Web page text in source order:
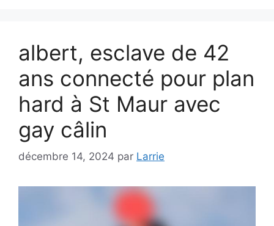
albert, esclave de 42
ans connecté pour plan
hard à St Maur avec
gay câlin
décembre 14, 2024 par Larrie